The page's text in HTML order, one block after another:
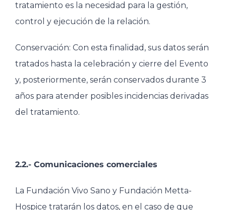
tratamiento es la necesidad para la gestión,
control y ejecución de la relación.
Conservación: Con esta finalidad, sus datos serán
tratados hasta la celebración y cierre del Evento
y, posteriormente, serán conservados durante 3
años para atender posibles incidencias derivadas
del tratamiento.
2.2.- Comunicaciones comerciales
La Fundación Vivo Sano y Fundación Metta-
Hospice tratarán los datos, en el caso de que